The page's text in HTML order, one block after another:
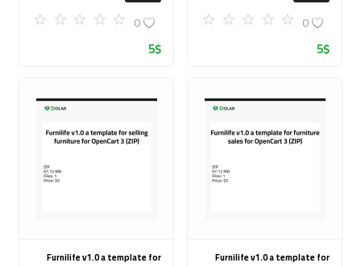
0
5$
0
5$
Furnilife v1.0 a template for
Furnilife v1.0 a template for